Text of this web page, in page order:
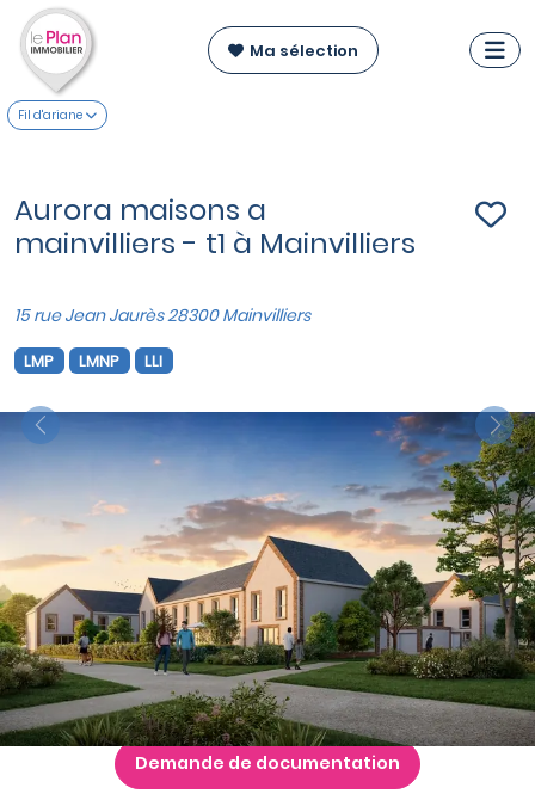
Ma sélection
Fil d'ariane
Aurora maisons a
mainvilliers - t1 à Mainvilliers
15 rue Jean Jaurès 28300 Mainvilliers
LMP LMNP LLI
Previous
Next
VOIR SUR LA CARTE
Maisons T4
à partir de257 000 €
Nos autres maisons neuves
à Mainvilliers
Livraison :3ème trimestre 2028
Etat d'avancement :Avant première
Éligible :TVA réduite,Statut LMP,Statut LMNP,Logement
Locatif Intermédiaire
Demande de documentation